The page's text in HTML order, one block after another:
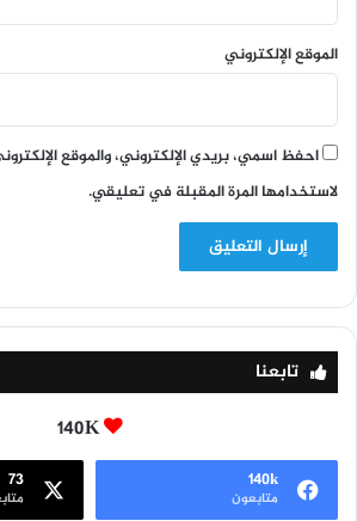
الموقع الإلكتروني
احفظ اسمي، بريدي الإلكتروني، والموقع
لاستخدامها المرة المقبلة في تعليقي.
تابعنا
140K
140k
متابعون
73